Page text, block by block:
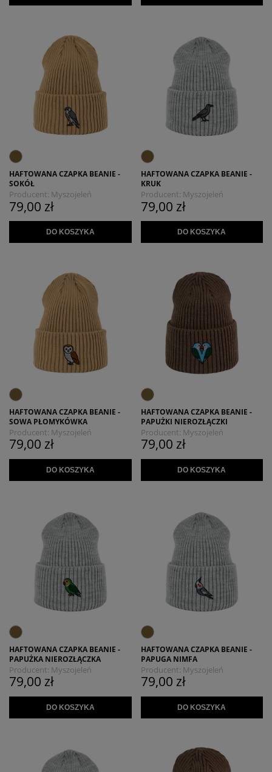
HAFTOWANA CZAPKA BEANIE -
SOKÓŁ
Producent: Myszojeleń
79,00 zł
DO KOSZYKA
HAFTOWANA CZAPKA BEANIE -
KRUK
Producent: Myszojeleń
79,00 zł
DO KOSZYKA
HAFTOWANA CZAPKA BEANIE -
SOWA PŁOMYKÓWKA
Producent: Myszojeleń
79,00 zł
DO KOSZYKA
HAFTOWANA CZAPKA BEANIE -
PAPUŻKI NIEROZŁĄCZKI
Producent: Myszojeleń
79,00 zł
DO KOSZYKA
HAFTOWANA CZAPKA BEANIE -
PAPUŻKA NIEROZŁĄCZKA
Producent: Myszojeleń
79,00 zł
DO KOSZYKA
HAFTOWANA CZAPKA BEANIE -
PAPUGA NIMFA
Producent: Myszojeleń
79,00 zł
DO KOSZYKA